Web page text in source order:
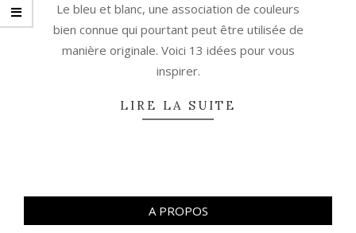
15
Le bleu et blanc, une association de couleurs
bien connue qui pourtant peut être utilisée de
manière originale. Voici 13 idées pour vous
inspirer.
LIRE LA SUITE
A PROPOS